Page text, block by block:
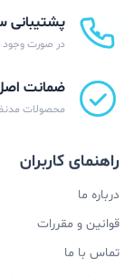
پشتیبانی
در صورت وجود
ضمانت اصل
محصولات
راهنمای کاربران
درباره ما
قوانین و مقررات
تماس با ما